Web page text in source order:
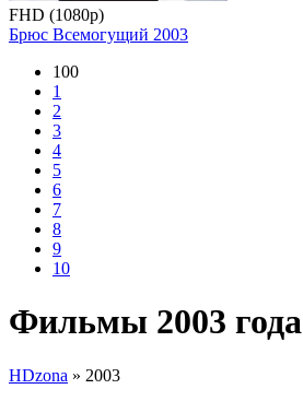
FHD (1080p)
Брюс Всемогущий 2003
100
1
2
3
4
5
6
7
8
9
10
Фильмы 2003 года
HDzona » 2003